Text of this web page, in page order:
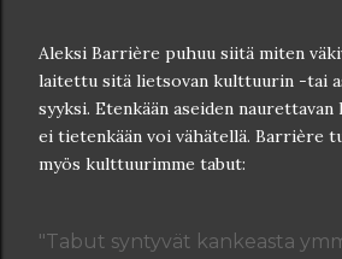
Aleksi Barrière puhuu siitä miten
laitettu sitä lietsovan kulttuurin -tai
syyksi. Etenkään aseiden
ei tietenkään voi vähätellä. Barrière
myös kulttuurimme tabut:
"Tabut syntyvät kankeasta